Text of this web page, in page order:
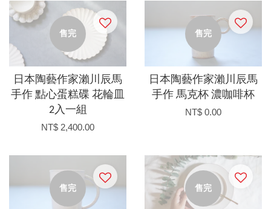
售完
日本陶藝作家瀨川辰馬
手作 點心蛋糕碟 花輪皿
2入一組
NT$ 2,400.00
售完
日本陶藝作家瀨川辰馬
手作 馬克杯 濃咖啡杯
NT$ 0.00
售完 售完